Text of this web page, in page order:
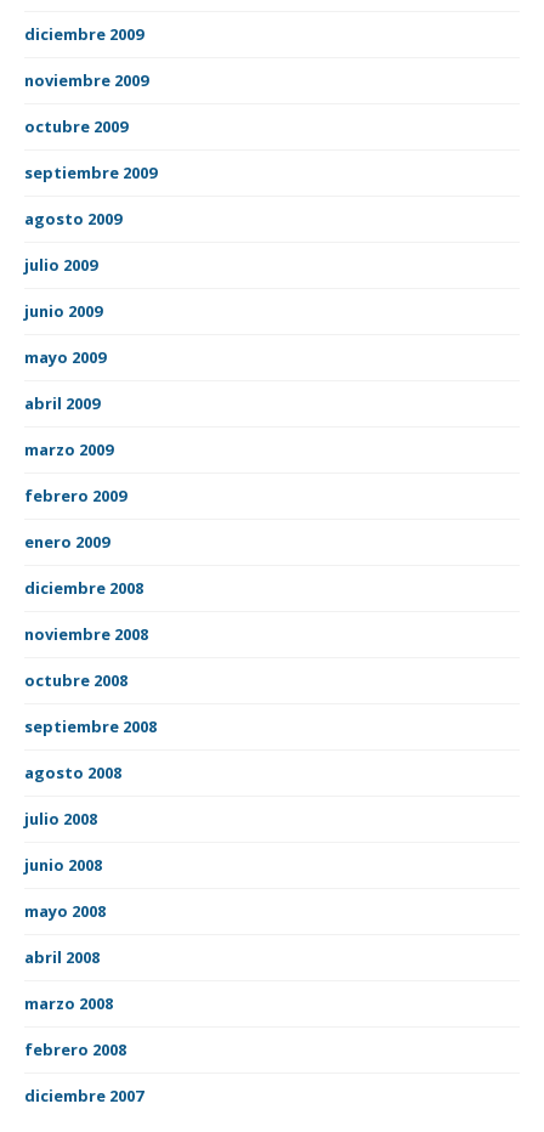
diciembre 2009
noviembre 2009
octubre 2009
septiembre 2009
agosto 2009
julio 2009
junio 2009
mayo 2009
abril 2009
marzo 2009
febrero 2009
enero 2009
diciembre 2008
noviembre 2008
octubre 2008
septiembre 2008
agosto 2008
julio 2008
junio 2008
mayo 2008
abril 2008
marzo 2008
febrero 2008
diciembre 2007